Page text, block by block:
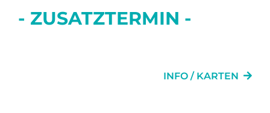
- ZUSATZTERMIN -
INFO / KARTEN